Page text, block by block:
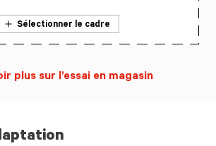
Sélectionner le cadre
plus sur l’essai en magasin